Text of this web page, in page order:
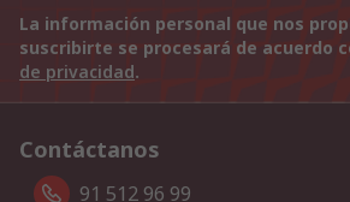
La información personal que nos
suscribirte se procesará de acuerdo
de privacidad.
Contáctanos
91 512 96 99